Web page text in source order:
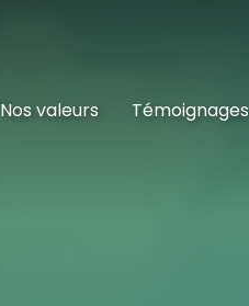
Nos valeurs Témoignages